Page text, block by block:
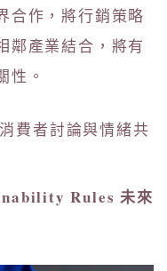
合作，將行銷策略
鄰產業結合，將有
性。
費者討論與情緒共
Rules 未來